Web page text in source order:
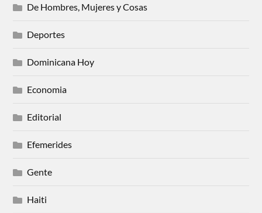
De Hombres, Mujeres y Cosas
Deportes
Dominicana Hoy
Economia
Editorial
Efemerides
Gente
Haiti